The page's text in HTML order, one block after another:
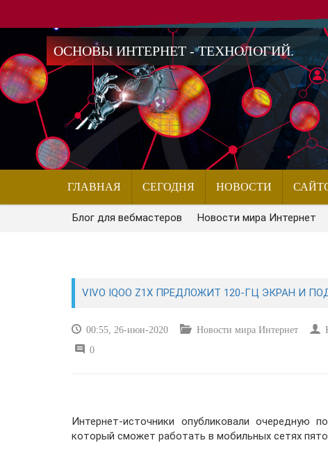
ОСНОВЫ ИНТЕРНЕТ - ТЕХНОЛОГИЙ.
ГЛАВНАЯ СЕГОДНЯ НОВОСТИ
Блог для вебмастеров Новости мира Интернет
VIVO IQOO Z1X ПРЕДЛОЖИТ 120-ГЦ ЭКРАН И
00:55, 26-июн-2020 Новости мира Интернет
0
Интернет-источники опубликовали очередную
который сможет работать в мобильных сетях